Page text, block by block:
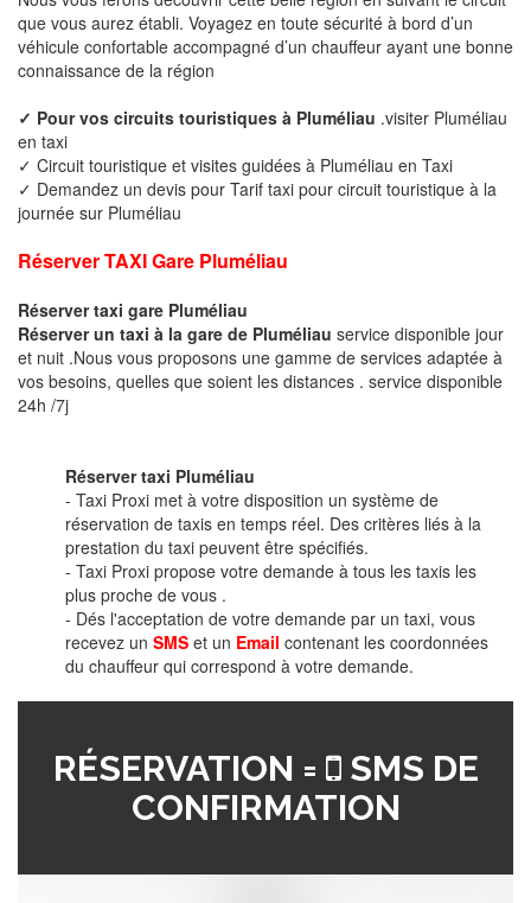
que vous aurez établi. Voyagez en toute sécurité à bord d’un
véhicule confortable accompagné d’un chauffeur ayant une bonne
connaissance de la région
✓ Pour vos circuits touristiques à Pluméliau .visiter Pluméliau
en taxi
✓ Circuit touristique et visites guidées à Pluméliau en Taxi
✓ Demandez un devis pour Tarif taxi pour circuit touristique à la
journée sur Pluméliau
Réserver TAXI Gare Pluméliau
Réserver taxi gare Pluméliau
Réserver un taxi à la gare de Pluméliau service disponible jour
et nuit .Nous vous proposons une gamme de services adaptée à
vos besoins, quelles que soient les distances . service disponible
24h /7j
Réserver taxi Pluméliau
- Taxi Proxi met à votre disposition un système de
réservation de taxis en temps réel. Des critères liés à la
prestation du taxi peuvent être spécifiés.
- Taxi Proxi propose votre demande à tous les taxis les
plus proche de vous .
- Dés l'acceptation de votre demande par un taxi, vous
recevez un SMS et un Email contenant les coordonnées
du chauffeur qui correspond à votre demande.
RÉSERVATION =
SMS DE
CONFIRMATION